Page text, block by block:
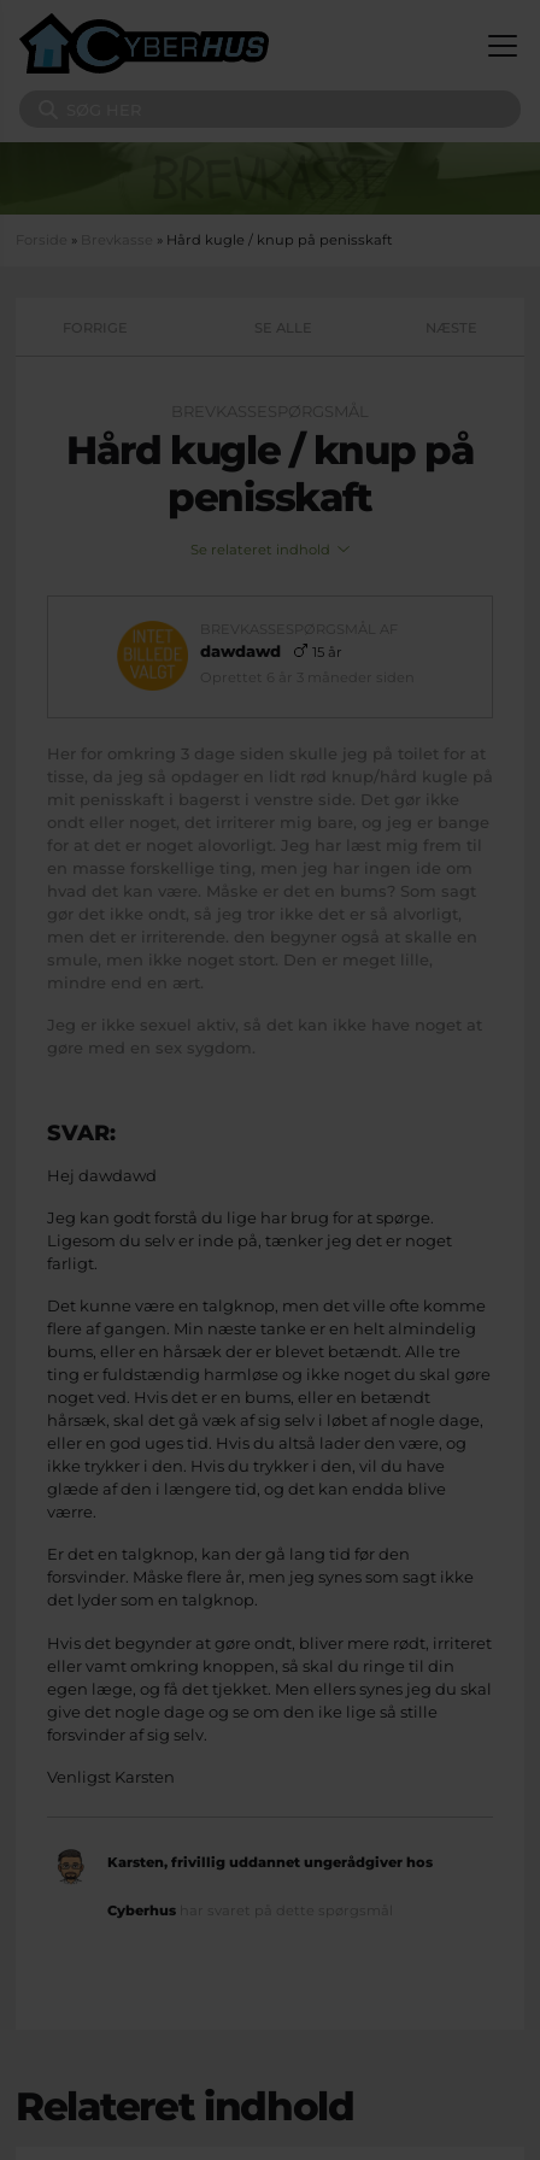
Du er her
» Brevkasse » Hård kugle / knup på penisskaft
FORRIGE SE ALLE NÆSTE
BREVKASSESPØRGSMÅL
Hård kugle / knup på
penisskaft
Se relateret indhold
BREVKASSESPØRGSMÅL AF
dawdawd
15 år
Oprettet 6 år 3 måneder siden
Her for omkring 3 dage siden skulle jeg på toilet for at
tisse, da jeg så opdager en lidt rød knup/hård kugle på
mit penisskaft i bagerst i venstre side. Det gør ikke
ondt eller noget, det irriterer mig bare, og jeg er bange
for at det er noget alovorligt. Jeg har læst mig frem til
en masse forskellige ting, men jeg har ingen ide om
hvad det kan være. Måske er det en bums? Som sagt
gør det ikke ondt, så jeg tror ikke det er så alvorligt,
men det er irriterende. den begyner også at skalle en
smule, men ikke noget stort. Den er meget lille,
mindre end en ært.
Jeg er ikke sexuel aktiv, så det kan ikke have noget at
gøre med en sex sygdom.
SVAR:
Hej dawdawd
Jeg kan godt forstå du lige har brug for at spørge.
Ligesom du selv er inde på, tænker jeg det er noget
farligt.
Det kunne være en talgknop, men det ville ofte komme
flere af gangen. Min næste tanke er en helt almindelig
bums, eller en hårsæk der er blevet betændt. Alle tre
ting er fuldstændig harmløse og ikke noget du skal gøre
noget ved. Hvis det er en bums, eller en betændt
hårsæk, skal det gå væk af sig selv i løbet af nogle dage,
eller en god uges tid. Hvis du altså lader den være, og
ikke trykker i den. Hvis du trykker i den, vil du have
glæde af den i længere tid, og det kan endda blive
værre.
Er det en talgknop, kan der gå lang tid før den
forsvinder. Måske flere år, men jeg synes som sagt ikke
det lyder som en talgknop.
Hvis det begynder at gøre ondt, bliver mere rødt, irriteret
eller vamt omkring knoppen, så skal du ringe til din
egen læge, og få det tjekket. Men ellers synes jeg du skal
give det nogle dage og se om den ike lige så stille
forsvinder af sig selv.
Venligst Karsten
Karsten, frivillig uddannet ungerådgiver hos
Cyberhus har svaret på dette spørgsmål
Relateret indhold